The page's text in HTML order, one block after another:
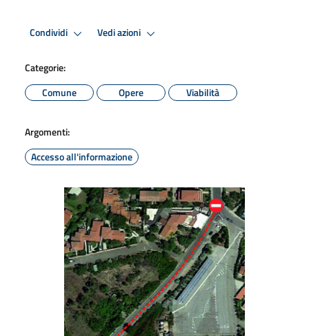
Condividi Vedi azioni
Categorie:
Comune
Opere Viabilità
Argomenti:
Accesso all'informazione